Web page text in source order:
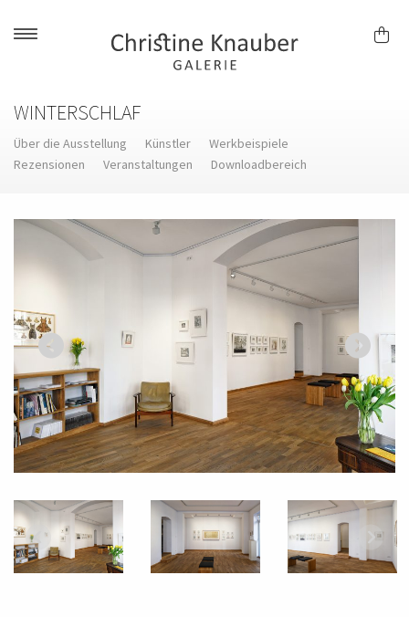
Skip
WINTERSCHLAF
Über die Ausstellung Künstler
Werkbeispiele
Rezensionen
Veranstaltungen Downloadbereich